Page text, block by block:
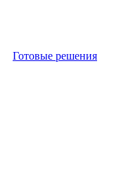
Готовые решения